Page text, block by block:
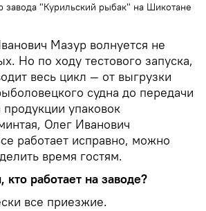
завода "Курильский рыбак" на Шикотане
Мазур волнуется не
Но по ходу тестового запуска,
весь цикл — от выгрузки
судна до передачи
продукции упаковок
Олег Иванович
работает исправно, можно
время гостям.
работает на заводе?
все приезжие.